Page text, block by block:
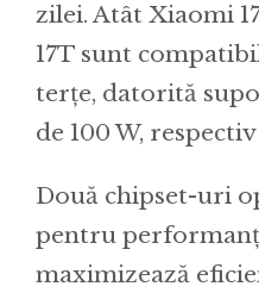
zilei. Atât Xiaomi
17T sunt
terțe, datorită
de 100 W, respectiv
Două chipset-uri
pentru
maximizează